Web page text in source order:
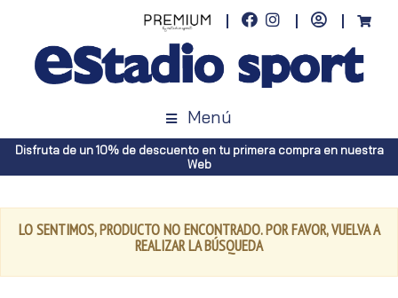
Menú
Disfruta de un 10% de descuento en tu primera compra en nuestra
Web
LO SENTIMOS, PRODUCTO NO ENCONTRADO. POR FAVOR, VUELVA A
REALIZAR LA BÚSQUEDA